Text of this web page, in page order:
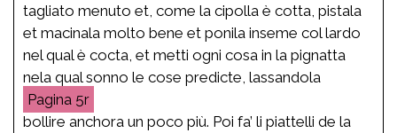
tagliato menuto et, come la cipolla è cotta, pistala
et macinala molto bene et ponila inseme col lardo
nel qual è cocta, et metti ogni cosa in la pignatta
nela qual sonno le cose predicte, lassandola
5r
bollire anchora un poco più. Poi fa’ li piattelli de la